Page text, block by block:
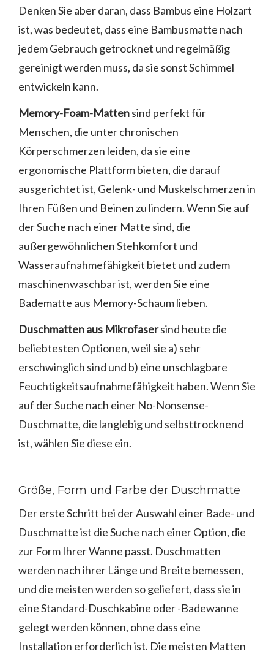
Denken Sie aber daran, dass Bambus eine Holzart
ist, was bedeutet, dass eine Bambusmatte nach
jedem Gebrauch getrocknet und regelmäßig
gereinigt werden muss, da sie sonst Schimmel
entwickeln kann.
Memory-Foam-Mattensind perfekt für
Menschen, die unter chronischen
Körperschmerzen leiden, da sie eine
ergonomische Plattform bieten, die darauf
ausgerichtet ist, Gelenk- und Muskelschmerzen in
Ihren Füßen und Beinen zu lindern. Wenn Sie auf
der Suche nach einer Matte sind, die
außergewöhnlichen Stehkomfort und
Wasseraufnahmefähigkeit bietet und zudem
maschinenwaschbar ist, werden Sie eine
Badematte aus Memory-Schaum lieben.
Duschmatten aus Mikrofasersind heute die
beliebtesten Optionen, weil sie a) sehr
erschwinglich sind und b) eine unschlagbare
Feuchtigkeitsaufnahmefähigkeit haben. Wenn Sie
auf der Suche nach einer No-Nonsense-
Duschmatte, die langlebig und selbsttrocknend
ist, wählen Sie diese ein.
Größe, Form und Farbe der Duschmatte
Der erste Schritt bei der Auswahl einer Bade- und
Duschmatte ist die Suche nach einer Option, die
zur Form Ihrer Wanne passt. Duschmatten
werden nach ihrer Länge und Breite bemessen,
und die meisten werden so geliefert, dass sie in
eine Standard-Duschkabine oder -Badewanne
gelegt werden können, ohne dass eine
Installation erforderlich ist. Die meisten Matten